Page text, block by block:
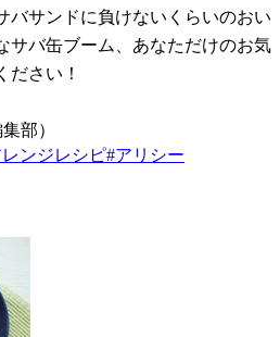
バサンドに負けないくらいのおい
サバ缶ブーム、あなただけのお気
ださい！
部）
レンジレシピ#アリシー